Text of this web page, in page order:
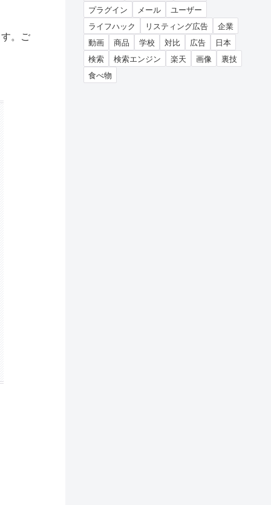
。ご
プラグイン
メール
ユーザー
ライフハック
リスティング広告
企業
動画
商品 学校 対比 広告
日本
検索
検索エンジン 楽天 画像
裏技
食べ物